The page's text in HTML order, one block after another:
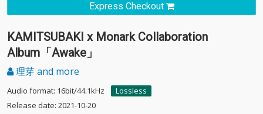
Express Checkout
KAMITSUBAKI x Monark Collaboration
Album「Awake」
理芽 and more
Audio format: 16bit/44.1kHz
Lossless
Release date: 2021-10-20